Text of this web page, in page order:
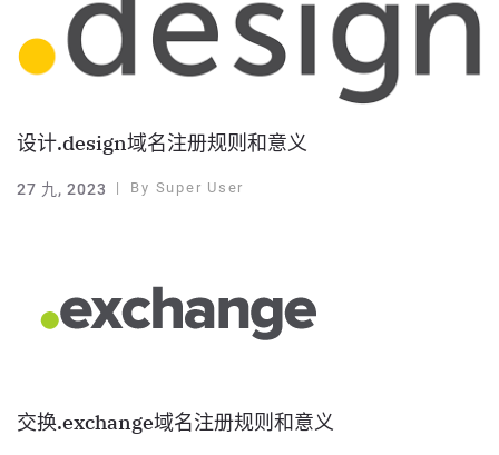
设计.design域名注册规则和意义
27 九, 2023 By Super User
交换.exchange域名注册规则和意义